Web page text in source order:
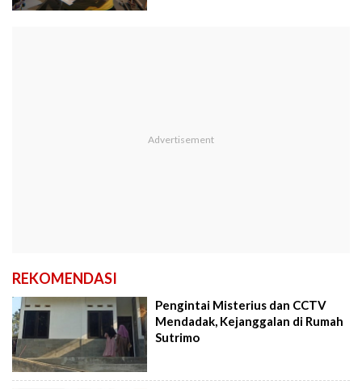
REKOMENDASI
Pengintai Misterius dan CCTV
Mendadak, Kejanggalan di Rumah
Sutrimo